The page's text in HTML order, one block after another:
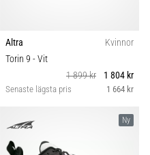
Altra
Kvinnor
Torin 9 - Vit
1 899 kr
1 804 kr
Senaste lägsta pris 1 664 kr
Ny